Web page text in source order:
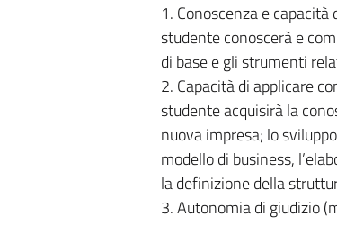
1. Conoscenza e
studente conoscerà e
di base e gli strumenti
2. Capacità di applicare
studente acquisirà la
nuova impresa; lo
modello di business,
la definizione della
3. Autonomia di giudizio